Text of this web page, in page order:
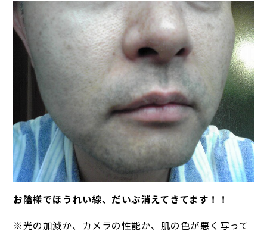
お陰様でほうれい線、だいぶ消えてきてます！！
※光の加減か、カメラの性能か、肌の色が悪く写って